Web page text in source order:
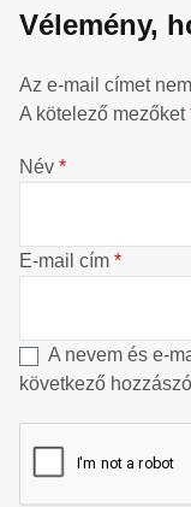
Vélemény,
Az e-mail címet
A kötelező mezőket
Név *
E-mail cím *
A nevem és e-
következő